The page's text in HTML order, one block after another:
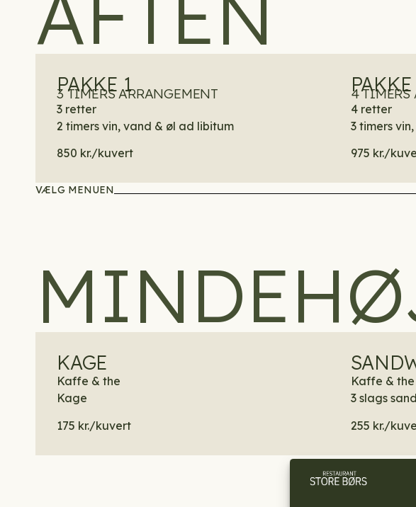
PAKKE 1
3 TIMERS ARRANGEMENT
3 retter
2 timers vin, vand & øl ad libitum
850 kr./kuvert
4 TIMERS
4 retter
3 timers
975 kr./
VÆLG MENUEN
KAGE
Kaffe & the
Kage
175 kr./kuvert
Kaffe & the
3 slags
255 kr./